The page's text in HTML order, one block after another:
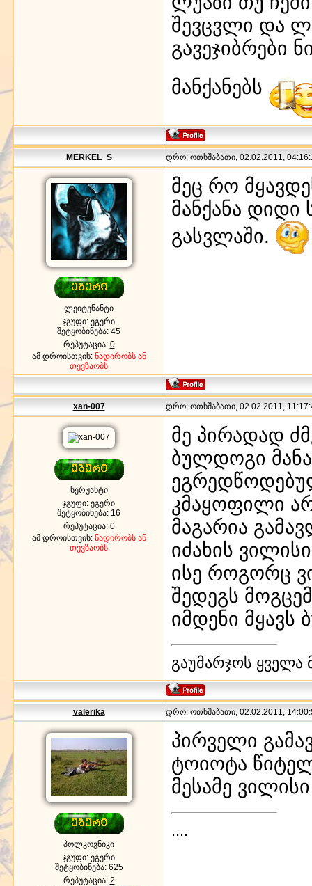
შევცვლი და
გავეჯიბრები
მანქანებს
MERKEL_S დრო: ოთხშაბათი, 02.02.2011,
ლეიტენანტი
ჯგუფი: ეგერი
შეტყობინება: 45
რეპუტაცია: 0
ამ დროისთვის: ნადირობს ან
თევზაობს
მეც რო
მანქანა დიდი
გასვლაში.
xan-007 დრო: ოთხშაბათი, 02.02.2011,
სერჟანტი
ჯგუფი: ეგერი
შეტყობინება: 16
რეპუტაცია: 0
ამ დროისთვის: ნადირობს ან
თევზაობს
მე პირადად
ბულდოგი
კმაყოფილი
მაგარია
იძახის
ისე როგორც
შედეგს
იმდენი მყავს
გაუმარჯოს ყველა
valerika დრო: ოთხშაბათი, 02.02.2011,
პოლკოვნიკი
ჯგუფი: ეგერი
შეტყობინება: 625
რეპუტაცია: 2
პირველი
ტოიოტა
მესამე
....